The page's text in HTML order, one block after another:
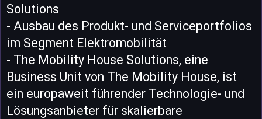
Solutions
- Ausbau des Produkt- und Serviceportfolios
im Segment Elektromobilität
- The Mobility House Solutions, eine
Business Unit von The Mobility House, ist
ein europaweit führender Technologie- und
Lösungsanbieter für skalierbare